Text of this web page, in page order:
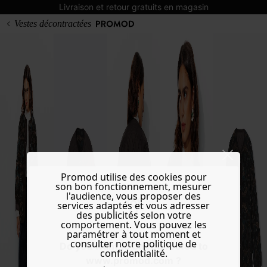
Livraison et retour gratuits en magasin
Do you want to be redirected to
www.promod.com ?
Vestes décontractées
Promod utilise des cookies pour
son bon fonctionnement, mesurer
l'audience, vous proposer des
services adaptés et vous adresser
des publicités selon votre
comportement. Vous pouvez les
paramétrer à tout moment et
consulter notre politique de
confidentialité.